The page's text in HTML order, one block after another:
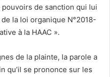
de sanction qui lui
la loi organique N°2018-
à la HAAC ».
de la plainte, la parole a
qu’il se prononce sur les